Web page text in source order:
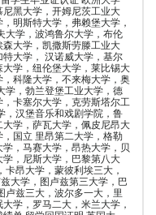
黑大学，开姆尼茨工业大
明斯特大学，弗赖堡大学，
大学，波鸿鲁尔大学，布伦
大学，凯撒斯劳滕工业大
大学， 汉诺威大学，基尔
学，纽伦堡大学，莱比锡大
科隆大学，不来梅大学，奥
学，勃兰登堡工业大学，德
卡塞尔大学，克劳斯塔尔工
，汉堡音乐和戏剧学院，鲁
学，萨瓦大学，佩皮尼昂大
国立 里昂第二大学，格勒
，马赛大学，昂热大学，贝
，尼斯大学，巴黎第八大
昂大学，蒙彼利埃三大，
大学，图卢兹第三大学，巴
卢兹三大，波尔多一大，里
学，罗马二大，米兰大学，